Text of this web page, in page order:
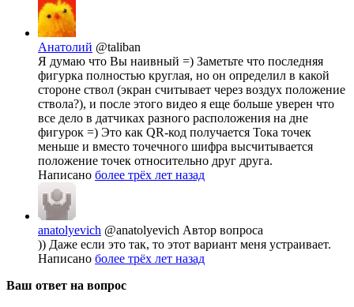
Анатолий @taliban
Я думаю что Вы наивный =) Заметьте что последняя
фигурка полностью круглая, но он определил в какой
стороне ствол (экран считывает через воздух положение
ствола?), и после этого видео я еще больше уверен что
все дело в датчиках разного расположения на дне
фигурок =) Это как QR-код получается Тока точек
меньше и вместо точечного шифра высчитывается
положение точек относительно друг друга.
Написано более трёх лет назад
anatolyevich @anatolyevich Автор вопроса
)) Даже если это так, то этот вариант меня устраивает.
Написано более трёх лет назад
Ваш ответ на вопрос